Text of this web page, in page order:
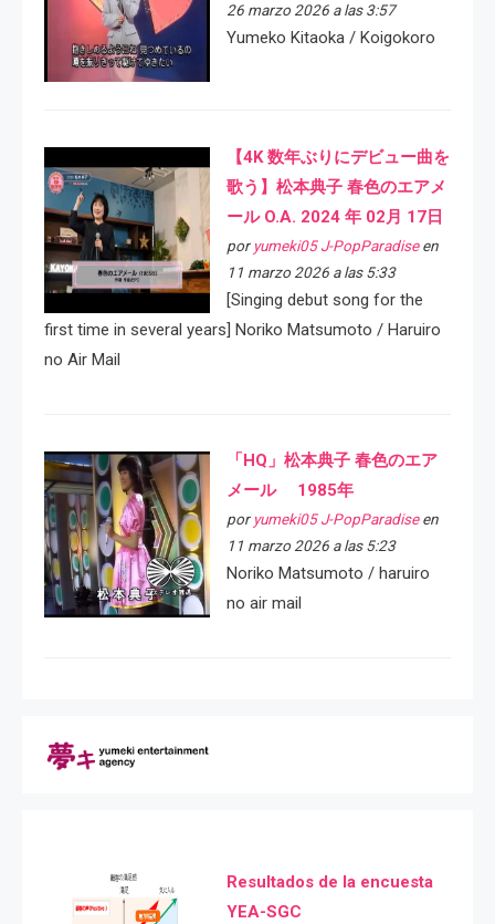
26 marzo 2026 a las 3:57
Yumeko Kitaoka / Koigokoro
【4K 数年ぶりにデビュー曲を
歌う】松本典子 春色のエアメ
ール O.A. 2024 年 02月 17日
por yumeki05 J-PopParadiseen
11 marzo 2026 a las 5:33
[Singing debut song for the
first time in several years] Noriko Matsumoto / Haruiro
no Air Mail
「HQ」松本典子 春色のエア
メール 1985年
por yumeki05 J-PopParadiseen
11 marzo 2026 a las 5:23
Noriko Matsumoto / haruiro
no air mail
Resultados de la encuesta
YEA-SGC